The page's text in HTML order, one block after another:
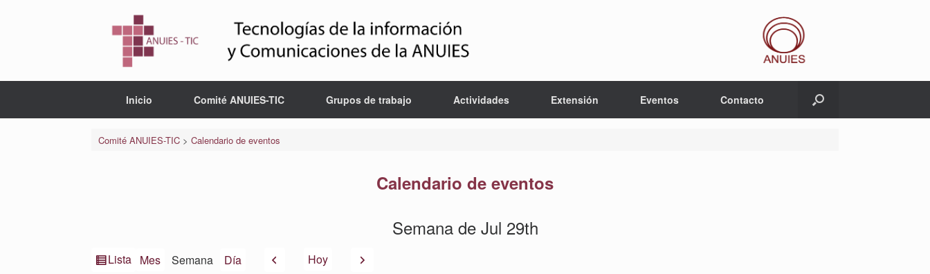
Inicio Comité ANUIES-TIC Grupos de trabajo Actividades Extensión Eventos Contacto
Comité ANUIES-TIC> Calendario de eventos
Calendario de eventos
Semana de Jul 29th
Ver
Lista Mes Semana Día AnteriorHoy Siguiente